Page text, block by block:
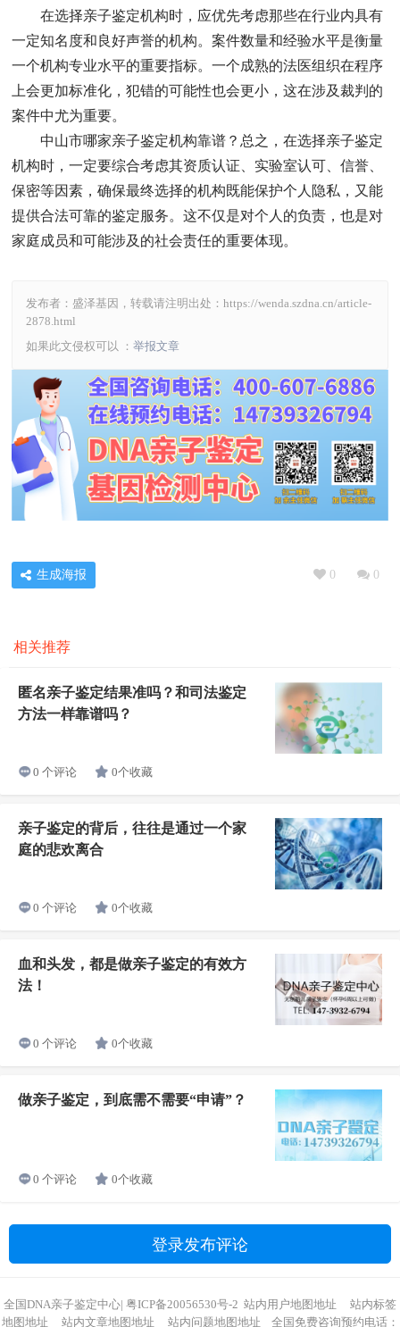
在选择亲子鉴定机构时，应优先考虑那些在行业内具有
一定知名度和良好声誉的机构。案件数量和经验水平是衡量
一个机构专业水平的重要指标。一个成熟的法医组织在程序
上会更加标准化，犯错的可能性也会更小，这在涉及裁判的
案件中尤为重要。
中山市哪家亲子鉴定机构靠谱？总之，在选择亲子鉴定
机构时，一定要综合考虑其资质认证、实验室认可、信誉、
保密等因素，确保最终选择的机构既能保护个人隐私，又能
提供合法可靠的鉴定服务。这不仅是对个人的负责，也是对
家庭成员和可能涉及的社会责任的重要体现。
发布者：盛泽基因，转载请注明出处： https://wenda.szdna.cn/article-
2878.html
如果此文侵权可以 ： 举报文章
0 0
生成海报
相关推荐
匿名亲子鉴定结果准吗？和司法鉴定
方法一样靠谱吗？
0 个评论 0个收藏
亲子鉴定的背后，往往是通过一个家
庭的悲欢离合
0 个评论 0个收藏
血和头发，都是做亲子鉴定的有效方
法！
0 个评论 0个收藏
做亲子鉴定，到底需不需要“申请”？
0 个评论 0个收藏
登录发布评论
全国DNA亲子鉴定中心| 粤ICP备20056530号-2 站内用户地图地址
站内标签
地图地址
站内文章地图地址 站内问题地图地址 全国免费咨询预约电话：